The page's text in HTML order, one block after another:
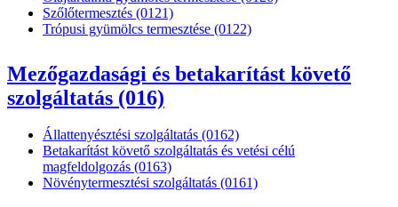
Szőlőtermesztés (0121)
Trópusi gyümölcs termesztése (0122)
Mezőgazdasági és betakarítást követő
szolgáltatás (016)
Állattenyésztési szolgáltatás (0162)
Betakarítást követő szolgáltatás és vetési célú
magfeldolgozás (0163)
Növénytermesztési szolgáltatás (0161)